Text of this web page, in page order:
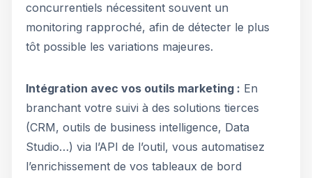
concurrentiels nécessitent souvent un
monitoring rapproché, afin de détecter le plus
tôt possible les variations majeures.
Intégration avec vos outils marketing : En
branchant votre suivi à des solutions tierces
(CRM, outils de business intelligence, Data
Studio…) via l’API de l’outil, vous automatisez
l’enrichissement de vos tableaux de bord